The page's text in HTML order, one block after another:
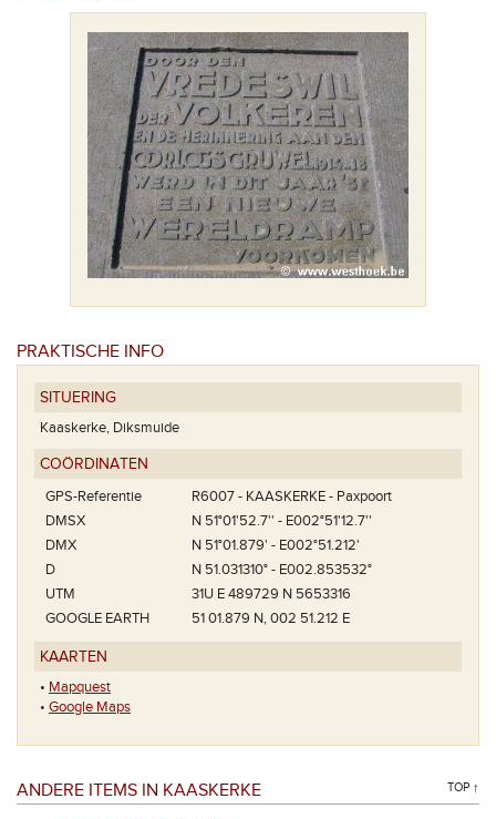
PRAKTISCHE INFO
SITUERING
Kaaskerke, Diksmuide
COÖRDINATEN
GPS-Referentie
R6007 - KAASKERKE - Paxpoort
DMSX
N 51°01'52.7'' - E002°51'12.7''
DMX
N 51°01.879' - E002°51.212'
D
N 51.031310° - E002.853532°
UTM
31U E 489729 N 5653316
GOOGLE EARTH
51 01.879 N, 002 51.212 E
KAARTEN
• Mapquest
• Google Maps
ANDERE ITEMS IN KAASKERKE TOP ↑